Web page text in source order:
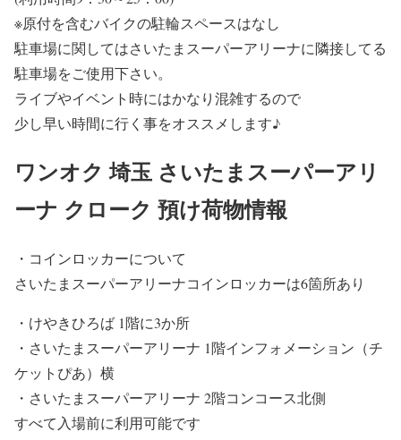
※原付を含むバイクの駐輪スペースはなし
駐車場に関してはさいたまスーパーアリーナに隣接してる
駐車場をご使用下さい。
ライブやイベント時にはかなり混雑するので
少し早い時間に行く事をオススメします♪
ワンオク 埼玉 さいたまスーパーアリ
ーナ クローク 預け荷物情報
・コインロッカーについて
さいたまスーパーアリーナコインロッカーは6箇所あり
・けやきひろば 1階に3か所
・さいたまスーパーアリーナ 1階インフォメーション（チ
ケットぴあ）横
・さいたまスーパーアリーナ 2階コンコース北側
すべて入場前に利用可能です